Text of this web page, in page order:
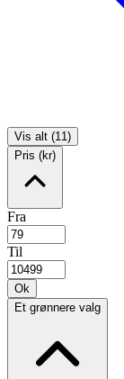
Vis alt (11)
Pris (kr)
Fra
Til
Ok
Et grønnere valg